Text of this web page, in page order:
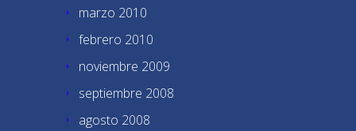
marzo 2010
febrero 2010
noviembre 2009
septiembre 2008
agosto 2008